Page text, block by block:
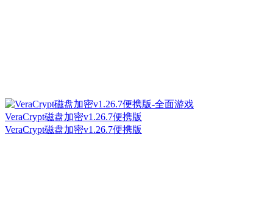
VeraCrypt磁盘加密v1.26.7便携版
VeraCrypt磁盘加密v1.26.7便携版